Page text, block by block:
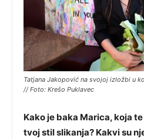
Tatjana Jakopović na svojoj izložbi u
// Foto: Krešo Puklavec
Kako je baka Marica, koja
tvoj stil slikanja? Kakvi su